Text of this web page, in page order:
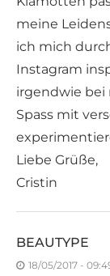
meine
ich mich
Instagram
irgendwie bei
Spass mit
Liebe Grüße,
Cristin
BEAUTYPE
18/05/2017 -